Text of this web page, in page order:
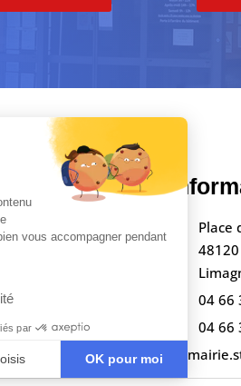
vous accompagner pendant
par
OK pour moi
Place
04 66
04 66